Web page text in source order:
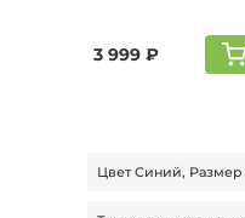
3 999 ₽
Цвет Синий, Размер